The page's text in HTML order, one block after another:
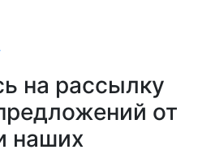
на рассылку
от
наших